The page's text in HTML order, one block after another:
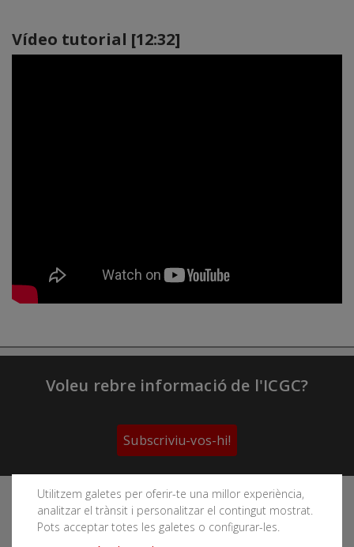
Vídeo tutorial [12:32]
Utilitzem galetes per oferir-te una millor experiència,
analitzar el trànsit i personalitzar el contingut mostrat.
Pots acceptar totes les galetes o configurar-les.
Voleu rebre informació de l'ICGC?
Subscriviu-vos-hi!
Segueix les xarxes socials de l'Institut Cartogràfic i
Geològic de Catalunya